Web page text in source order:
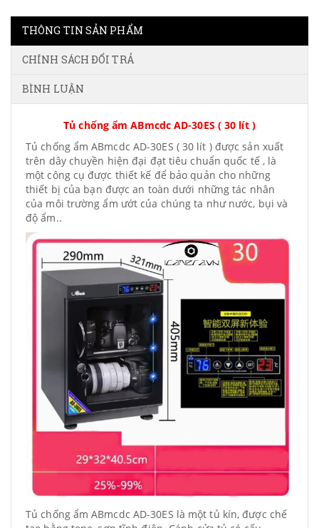
THÔNG TIN SẢN PHẨM
CHÍNH SÁCH ĐỔI TRẢ
BÌNH LUẬN
Tủ chống ẩm ABmcdc AD-30ES ( 30 lít )
Tủ chống ẩm ABmcdc AD-30ES ( 30 lít ) được sản xuất
trên dây chuyền hiện đại đạt tiêu chuẩn quốc tế , là
một công cụ được thiết kế để bảo quản cho những
thiết bị của bạn được an toàn dưới những tác nhân
của môi trường ẩm ướt của chúng ta như nước, bụi và
độ ẩm..
Tủ chống ẩm ABmcdc AD-30ES là một tủ kín, được chế